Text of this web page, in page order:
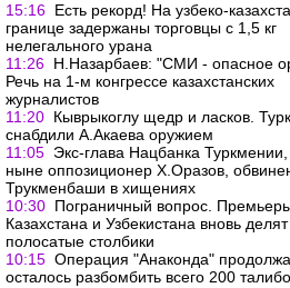
15:16 Есть рекорд! На узбеко-
границе задержаны торговцы с 1,5 кг
нелегального урана
11:26 Н.Назарбаев: "СМИ - опасное
Речь на 1-м конгрессе казахстанских
журналистов
11:20 Кыврыкоглу щедр и ласков.
снабдили А.Акаева оружием
11:05 Экс-глава Нацбанка Туркмении,
ныне оппозиционер Х.Оразов,
Трукменбаши в хищениях
10:30 Пограничный вопрос.
Казахстана и Узбекистана вновь делят
полосатые столбики
10:15 Операция "Анаконда"
осталось разбомбить всего 200